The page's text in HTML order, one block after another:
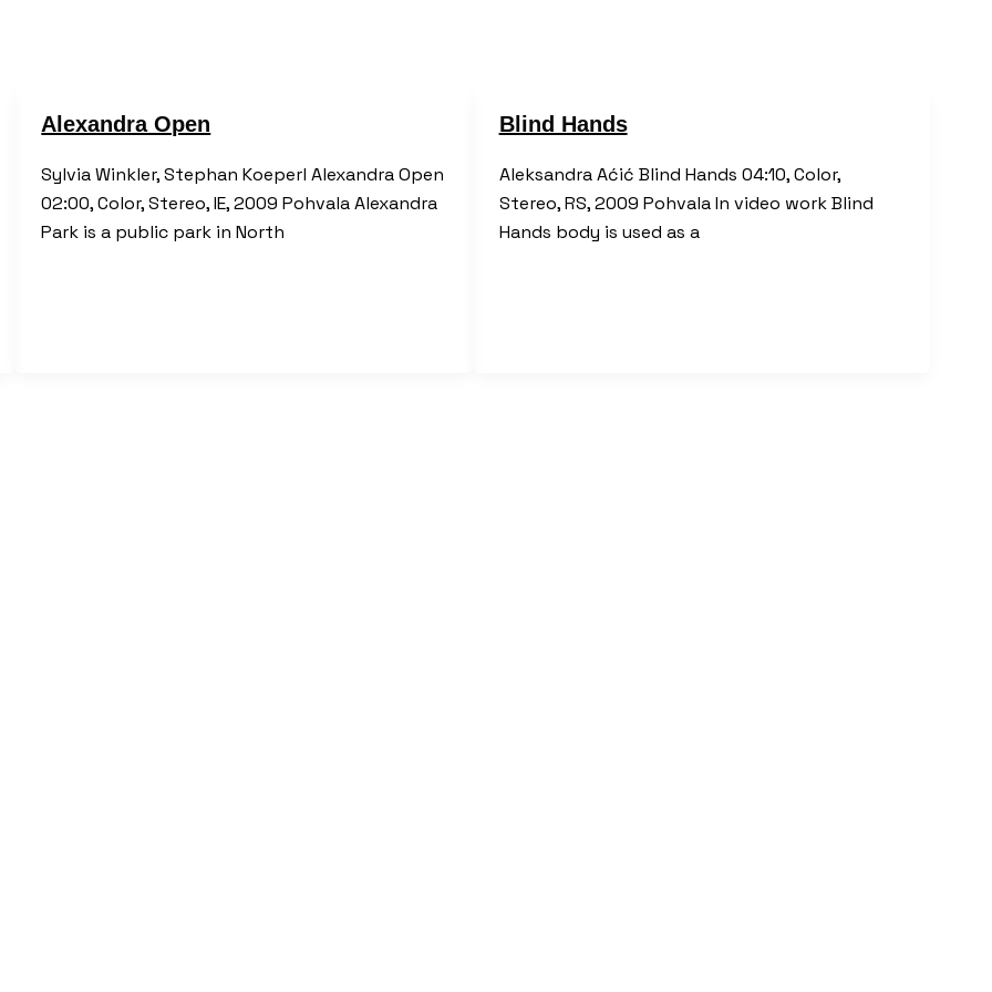
Alexandra Open
Sylvia Winkler, Stephan Koeperl Alexandra Open
02:00, Color, Stereo, IE, 2009 Pohvala Alexandra
Park is a public park in North
Blind Hands
Aleksandra Aćić Blind Hands 04:10, Color,
Stereo, RS, 2009 Pohvala In video work Blind
Hands body is used as a